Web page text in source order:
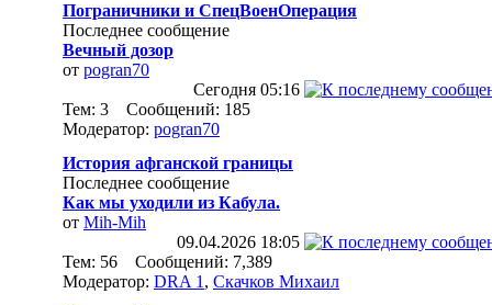
Пограничники и СпецВоенОперация
Последнее сообщение
Вечный дозор
от pogran70
Сегодня 05:16
Тем: 3 Сообщений: 185
Модератор: pogran70
История афганской границы
Последнее сообщение
Как мы уходили из Кабула.
от Mih-Mih
09.04.2026 18:05
Тем: 56 Сообщений: 7,389
Модератор: DRA 1 , Скачков Михаил